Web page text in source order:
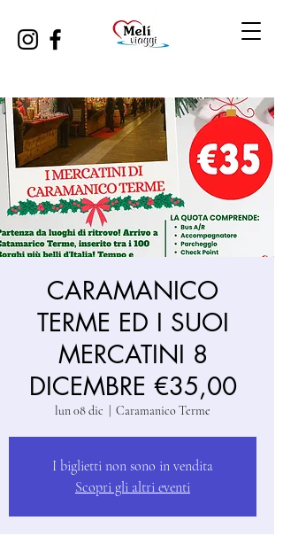
CARAMANICO
TERME ED I SUOI
MERCATINI 8
DICEMBRE €35,00
lun 08 dic Caramanico Terme
I biglietti non sono in vendita
Scopri gli altri eventi